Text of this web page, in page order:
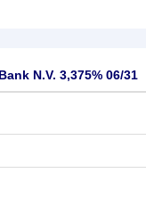
N.V. 3,375% 06/31